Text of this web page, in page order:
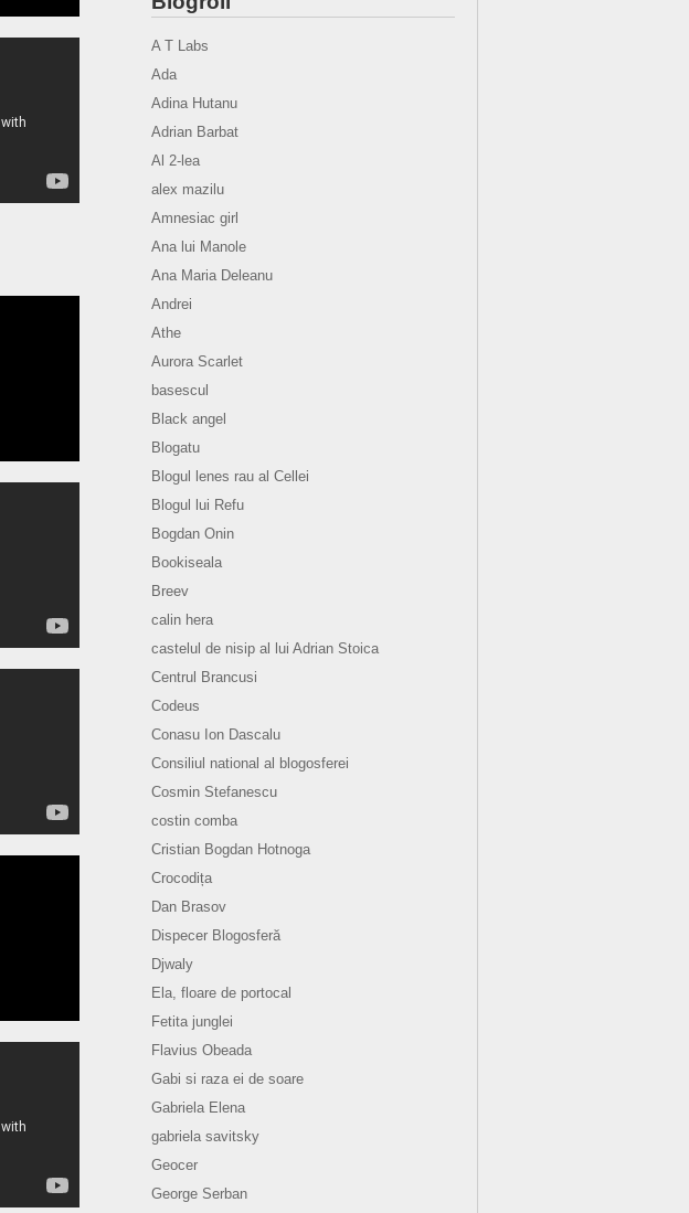
A T Labs
Ada
Adina Hutanu
Adrian Barbat
Al 2-lea
alex mazilu
Amnesiac girl
Ana lui Manole
Ana Maria Deleanu
Andrei
Athe
Aurora Scarlet
basescul
Black angel
Blogatu
Blogul lenes rau al Cellei
Blogul lui Refu
Bogdan Onin
Bookiseala
Breev
calin hera
castelul de nisip al lui Adrian Stoica
Centrul Brancusi
Codeus
Conasu Ion Dascalu
Consiliul national al blogosferei
Cosmin Stefanescu
costin comba
Cristian Bogdan Hotnoga
Crocodița
Dan Brasov
Dispecer Blogosferă
Djwaly
Ela, floare de portocal
Fetita junglei
Flavius Obeada
Gabi si raza ei de soare
Gabriela Elena
gabriela savitsky
Geocer
George Serban